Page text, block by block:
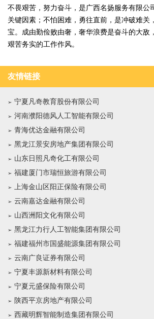
不畏艰苦，努力奋斗，是广西名扬服务有限公
关键因素；不怕困难，勇往直前，是冲破难关
宝。成由勤俭败由奢，奢华浪费是奋斗的大敌
艰苦务实的工作作风。
友情链接
宁夏凡奇教育股份有限公司
河南濮阳德风人工智能有限公司
青海优达金融有限公司
黑龙江景安房地产集团有限公司
山东日照凡奇化工有限公司
福建厦门市瑞恒旅游有限公司
上海金山区阳正保险有限公司
云南嘉达金融有限公司
山西洲阳文化有限公司
黑龙江力行人工智能集团有限公司
福建福州市国盛能源集团有限公司
云南广良证券有限公司
宁夏丰源新材料有限公司
宁夏元盛保险有限公司
陕西平京房地产有限公司
西藏明辉智能制造集团有限公司